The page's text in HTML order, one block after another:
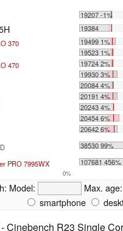
19207 -1%
19384
370
19499 1%
19523 1%
470
19724 2%
19930 3%
20084 4%
20191 4%
20243 4%
20454 6%
20642 6%
38530 99%
PRO 7995WX 107681 456%
0%
Model: Max. age:
smartphone
- Cinebench R23 Single